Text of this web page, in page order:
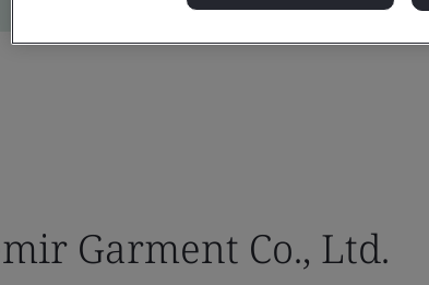
Garment Co., Ltd.